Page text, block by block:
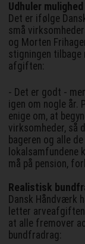
Udhuler
Det er ifølge
små
og Morten
stigningen tilbage
afgiften:
- Det er godt -
igen om nogle år.
enige om, at
virksomheder, så
bageren og alle
lokalsamfundene
må på pension,
Realistisk
Dansk Håndværk
letter
at alle fremover
bundfradrag: